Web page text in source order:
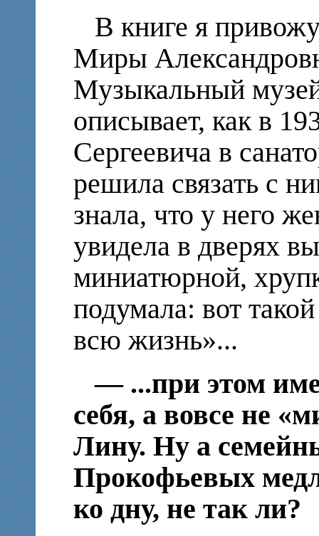
В книге я
Миры
Музыкальный
описывает, как в
Сергеевича в
решила связать с
знала, что у него
увидела в дверях
миниатюрной,
подумала: вот
всю жизнь»...
— ...при этом
себя, а вовсе не
Лину. Ну а
Прокофьевых
ко дну, не так ли?